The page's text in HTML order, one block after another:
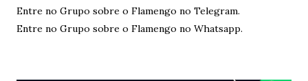
Entre no Grupo sobre o Flamengo no Telegram.
Entre no Grupo sobre o Flamengo no Whatsapp.